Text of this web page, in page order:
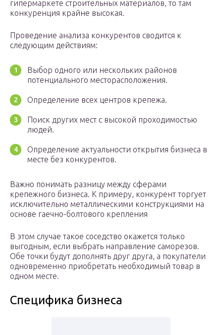
гипермаркете строительных материалов, то там
конкуренция крайне высокая.
Проведение анализа конкурентов сводится к
следующим действиям:
Выбор одного или нескольких районов
потенциального месторасположения.
Определение всех центров крепежа.
Поиск других мест с высокой проходимостью
людей.
Определение актуальности открытия бизнеса в
месте без конкурентов.
Важно понимать разницу между сферами
крепежного бизнеса. К примеру, конкурент торгует
исключительно металлическими конструкциями на
основе гаечно-болтового крепления
В этом случае такое соседство окажется только
выгодным, если выбрать направление саморезов.
Обе точки будут дополнять друг друга, а покупатели
одновременно приобретать необходимый товар в
одном месте.
Специфика бизнеса